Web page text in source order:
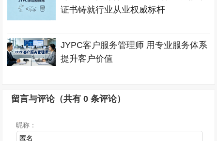
证书铸就行业从业权威标杆
JYPC客户服务管理师 用专业服务体系
提升客户价值
留言与评论（共有0 条评论）
昵称：